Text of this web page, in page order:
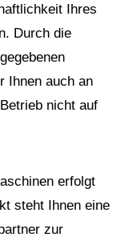
Ihres
Durch die
Ihnen auch an
nicht auf
erfolgt
steht Ihnen eine
zur